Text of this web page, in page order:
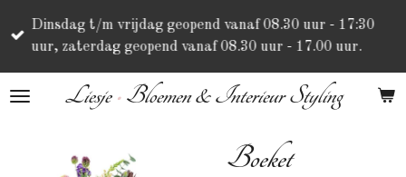
direct
hoofdinhoud
Liesje•Bloemen & Interieur Styling
Dinsdag t/m vrijdag geopend vanaf 08.30 uur - 17:30
uur, zaterdag geopend vanaf 08.30 uur - 17.00 uur.
Boeket